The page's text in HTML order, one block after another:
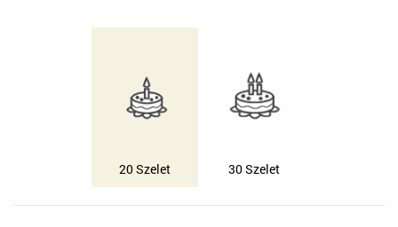
20 Szelet 30 Szelet